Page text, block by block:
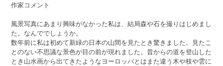
作家コメント
風景写真にあまり興味がなかった私は、結局森や石を撮りはじめまし
た。なんででしょうか。
数年前に私は初めて新緑の日本の山間を見たとき驚きました。見たこ
とのない不思議な景色が目の前が現れました。昔からの道を登山した
とき山水画から出てきたようなヨーロッパとはまた違う木や枝や雲に